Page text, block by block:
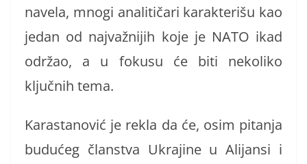
navela, mnogi analitičari karakterišu kao
jedan od najvažnijih koje je NATO ikad
održao, a u fokusu će biti nekoliko
ključnih tema.
Karastanović je rekla da će, osim pitanja
budućeg članstva Ukrajine u Alijansi i